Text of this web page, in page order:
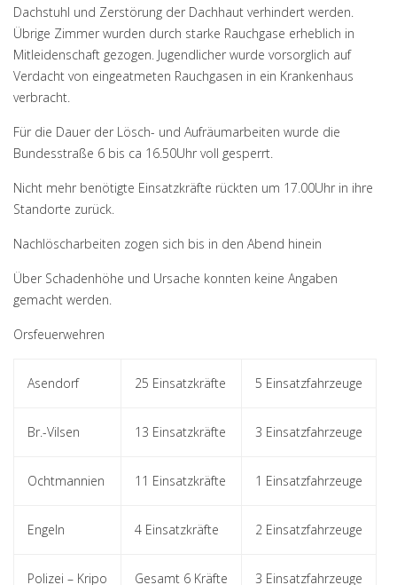
Dachstuhl und Zerstörung der Dachhaut verhindert werden.
Übrige Zimmer wurden durch starke Rauchgase erheblich in
Mitleidenschaft gezogen. Jugendlicher wurde vorsorglich auf
Verdacht von eingeatmeten Rauchgasen in ein Krankenhaus
verbracht.
Für die Dauer der Lösch- und Aufräumarbeiten wurde die
Bundesstraße 6 bis ca 16.50Uhr voll gesperrt.
Nicht mehr benötigte Einsatzkräfte rückten um 17.00Uhr in ihre
Standorte zurück.
Nachlöscharbeiten zogen sich bis in den Abend hinein
Über Schadenhöhe und Ursache konnten keine Angaben
gemacht werden.
Orsfeuerwehren
Asendorf 25 Einsatzkräfte 5 Einsatzfahrzeuge
Br.-Vilsen 13 Einsatzkräfte 3 Einsatzfahrzeuge
Ochtmannien 11 Einsatzkräfte 1 Einsatzfahrzeuge
Engeln 4 Einsatzkräfte 2 Einsatzfahrzeuge
Polizei – Kripo Gesamt 6 Kräfte 3 Einsatzfahrzeuge